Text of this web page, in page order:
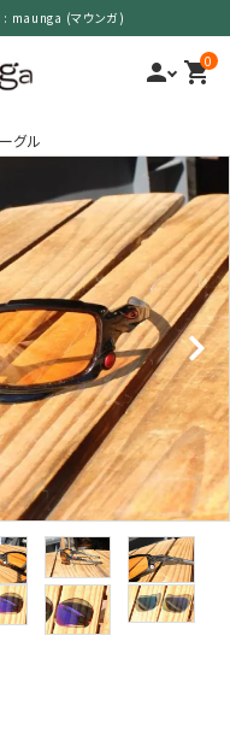
: maunga (マウンガ)
person 0
shopping_cart
グル